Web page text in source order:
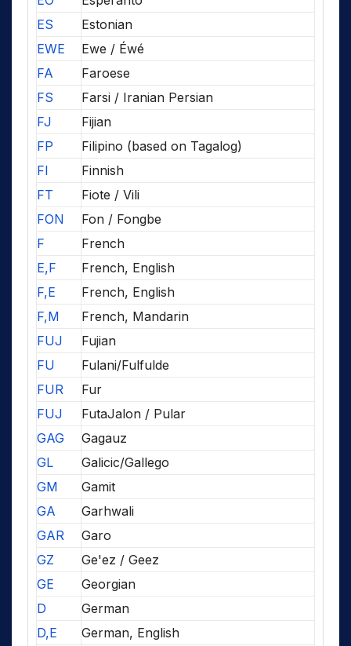
ES
Estonian
EWE
Ewe / Éwé
FA
Faroese
FS
Farsi / Iranian Persian
FJ
Fijian
FP
Filipino (based on Tagalog)
FI
Finnish
FT
Fiote / Vili
FON
Fon / Fongbe
F
French
E,F
French, English
F,E
French, English
F,M
French, Mandarin
FUJ
Fujian
FU
Fulani/Fulfulde
FUR
Fur
FUJ
FutaJalon / Pular
GAG
Gagauz
GL
Galicic/Gallego
GM
Gamit
GA
Garhwali
GAR
Garo
GZ
Ge'ez / Geez
GE
Georgian
D
German
D,E
German, English